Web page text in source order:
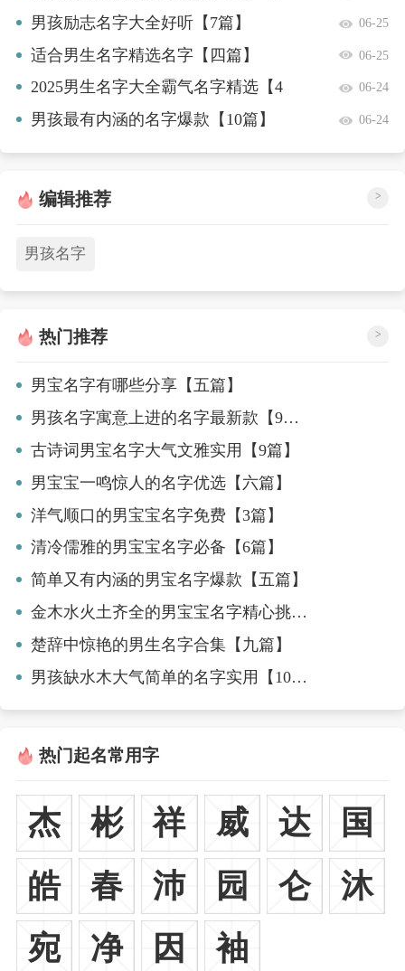
篇】男孩励志名字大全好听【7篇】 06-25
适合男生名字精选名字【四篇】 06-25
2025男生名字大全霸气名字精选【4
篇】
06-24
男孩最有内涵的名字爆款【10篇】 06-24
编辑推荐 >
男孩名字
热门推荐 >
男宝名字有哪些分享【五篇】
男孩名字寓意上进的名字最新款【9篇】
古诗词男宝名字大气文雅实用【9篇】
男宝宝一鸣惊人的名字优选【六篇】
洋气顺口的男宝宝名字免费【3篇】
清冷儒雅的男宝宝名字必备【6篇】
简单又有内涵的男宝名字爆款【五篇】
金木水火土齐全的男宝宝名字精心挑选【三篇】
楚辞中惊艳的男生名字合集【九篇】
男孩缺水木大气简单的名字实用【10篇】
热门起名常用字
杰 彬 祥 威 达
国
皓
春 沛 园 仑
沐
宛
净 因 袖